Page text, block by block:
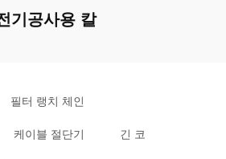
기공사용 칼
필터 랭치 체인
케이블 절단기 긴 코